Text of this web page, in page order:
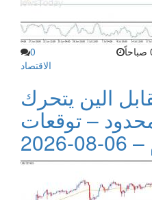
0
الاقتصاد
الين يتحرك
– توقعات